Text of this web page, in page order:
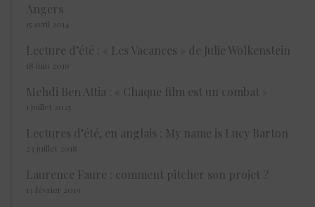
Angers
15 avril 2014
Lecture d’été : « Les Vacances » de Julie Wolkenstein
18 juin 2019
Mehdi Ben Attia : « Chaque film est un combat »
1 juillet 2025
Lectures d’été, en anglais : My name is Lucy Barton
23 juillet 2018
Laurence Faure : comment pitcher son projet ?
13 février 2019